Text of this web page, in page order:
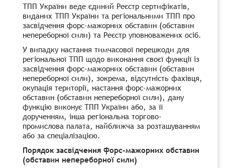
ТПП України веде єдиний Реєстр сертифікатів,
виданих ТПП України та регіональними ТПП про
засвідчення форс-мажорних обставин (обставин
непереборної сили) та Реєстр уповноважених осіб.
У випадку настання тимчасової перешкоди для
регіональної ТПП щодо виконання своєї функції із
засвідчення форс-мажорних обставин (обставин
непереборної сили), зокрема, відсутність фахівця,
окупація території, настання форс-мажорних
обставин (обставин непереборної сили), дану
функцію виконує ТПП України або, за її
дорученням, інша регіональна торгово-
промислова палата, найближча за розташуванням
або за спеціалізацією.
Порядок засвідчення форс-мажорних обставин
(обставин непереборної сили)